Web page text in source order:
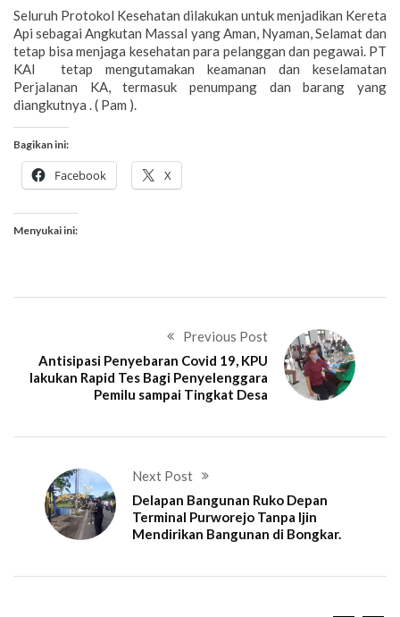
Seluruh Protokol Kesehatan dilakukan untuk menjadikan Kereta
Api sebagai Angkutan Massal yang Aman, Nyaman, Selamat dan
tetap bisa menjaga kesehatan para pelanggan dan pegawai. PT
KAI tetap mengutamakan keamanan dan keselamatan
Perjalanan KA, termasuk penumpang dan barang yang
diangkutnya . ( Pam ).
Bagikan ini:
Facebook X
Menyukai ini:
Previous Post
Antisipasi Penyebaran Covid 19, KPU
lakukan Rapid Tes Bagi Penyelenggara
Pemilu sampai Tingkat Desa
Next Post
Delapan Bangunan Ruko Depan
Terminal Purworejo Tanpa Ijin
Mendirikan Bangunan di Bongkar.